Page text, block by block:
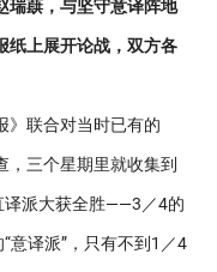
瑞蕻，与坚守意译阵地
纸上展开论战，双方各
联合对当时已有的
，三个星期里就收集到
译派大获全胜——3／4的
意译派”，只有不到1／4